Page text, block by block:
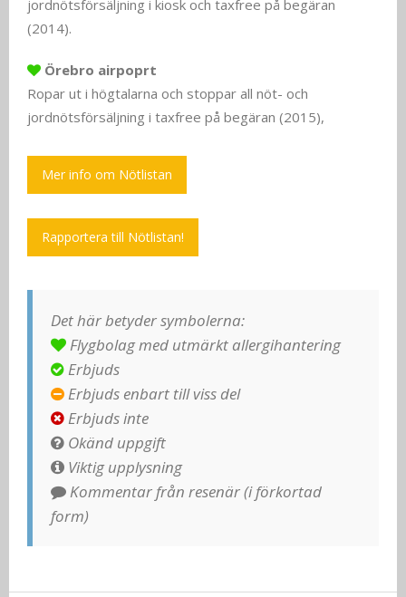
jordnötsförsäljning i kiosk och taxfree på begäran
(2014).
Örebro airpoprt
Ropar ut i högtalarna och stoppar all nöt- och
jordnötsförsäljning i taxfree på begäran (2015),
Mer info om Nötlistan
Rapportera till Nötlistan!
Det här betyder symbolerna:
Flygbolag med utmärkt allergihantering
Erbjuds
Erbjuds enbart till viss del
Erbjuds inte
Okänd uppgift
Viktig upplysning
Kommentar från resenär (i förkortad
form)